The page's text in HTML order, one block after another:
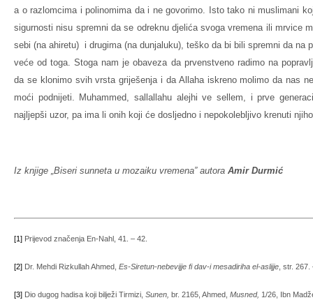
a o razlomcima i polinomima da i ne govorimo. Isto tako ni muslimani
sigurnosti nisu spremni da se odreknu djelića svoga vremena ili mrvice
sebi (na ahiretu) i drugima (na dunjaluku), teško da bi bili spremni da na
veće od toga. Stoga nam je obaveza da prvenstveno radimo na
da se klonimo svih vrsta griješenja i da Allaha iskreno molimo da nas
moći podnijeti. Muhammed, sallallahu alejhi ve sellem, i prve
najljepši uzor, pa ima li onih koji će dosljedno i nepokolebljivo krenuti
Iz knjige „Biseri sunneta u mozaiku vremena” autora Amir Durmić
[1] Prijevod značenja En-Nahl, 41. – 42.
[2] Dr. Mehdi Rizkullah Ahmed, Es-Siretun-nebevijje fi dav-i mesadiriha el-aslijje , str.
[3] Dio dugog hadisa koji bilježi Tirmizi, Sunen, br. 2165, Ahmed, Musned, 1/26, Ibn